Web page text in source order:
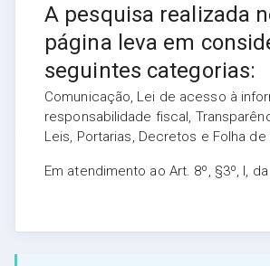
A pesquisa realizada
página leva em
seguintes categorias:
Comunicação, Lei de acesso à
responsabilidade fiscal,
Leis, Portarias, Decretos e Folha
Em atendimento ao Art. 8º, §3º, I,